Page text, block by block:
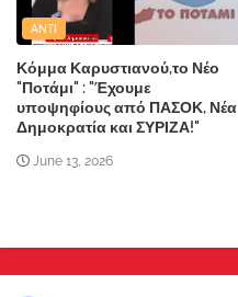
ANTI
Κόμμα Καρυστιανού,το Νέο
"Ποτάμι" : "Έχουμε
υποψηφίους από ΠΑΣΟΚ, Νέα
Δημοκρατία και ΣΥΡΙΖΑ!"
June 13, 2026